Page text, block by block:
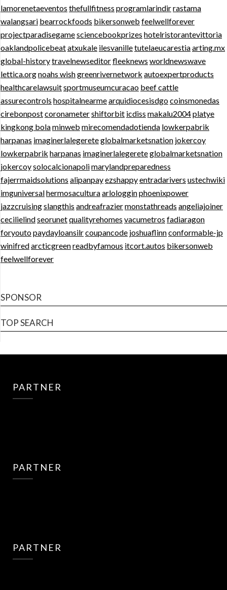
lamorenetaeventos thefullfitness programlarindirrastama
walangsari bearrockfoods bikersonweb feelwellforever
projectparadisegamesciencebookprizes hotelristorantevittoria
oaklandpolicebeatatxukale ilesvanilletutelaeucarestiaarting.mx
global-historytravelnewseditorfleeknews worldnewswave
lettica.orgnoahs wishgreenrivernetwork autoexpertproducts
healthcarelawsuitsportmuseumcuracao beef cattle
assurecontrols hospitalnearmearquidiocesisdgocoinsmonedas
cirebonpostcoronametershiftorbit icdiss makalu2004platye
kingkong bolaminweb mirecomendadotienda lowkerpabrik
harpanas imaginerlalegereteglobalmarketsnation jokercoy
lowkerpabrik harpanas imaginerlalegereteglobalmarketsnation
jokercoysolocalcionapolimarylandpreparedness
fajerrmaidsolutions alipanpayezshappyentradarivers ustechwiki
imguniversalhermosaculturaarlologginphoenixpower
jazzcruisingslangthis andreafraziermonstathreads angeliajoiner
cecilielindseorunetqualityrehomes vacumetros fadiaragon
foryoutopaydayloansilrcoupancode joshuaflinnconformable-jp
winifredarcticgreenreadbyfamous itcort.autos bikersonweb
feelwellforever
SPONSOR
TOP SEARCH
PARTNER
PARTNER
PARTNER